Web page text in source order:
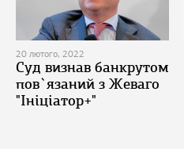
20 лютого, 2022
Суд визнав банкрутом
пов`язаний з Жеваго
"Ініціатор+"